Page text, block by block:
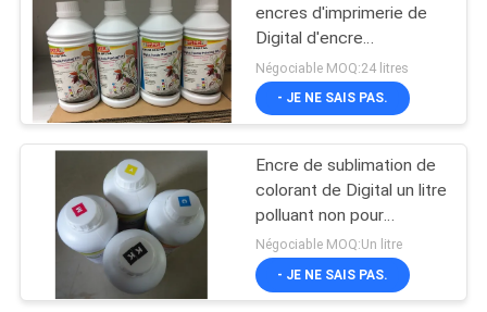
imprimante
dissolvante d'eco
encres d'imprimerie de
Digital d'encre
d'imprimerie de
sublimation 1000ml
Négociable MOQ:24 litres
- JE NE SAIS PAS.
Encre de sublimation de
colorant de Digital un litre
polluant non pour
l'impression de tissus
Négociable MOQ:Un litre
- JE NE SAIS PAS.